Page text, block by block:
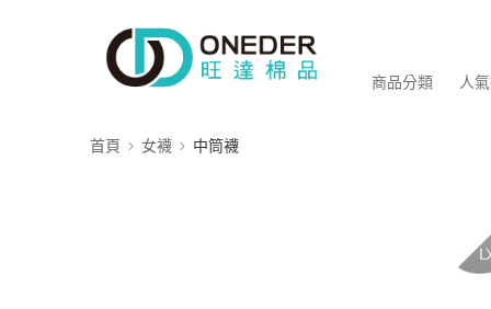
商品分類 人
首頁 女襪 中筒襪